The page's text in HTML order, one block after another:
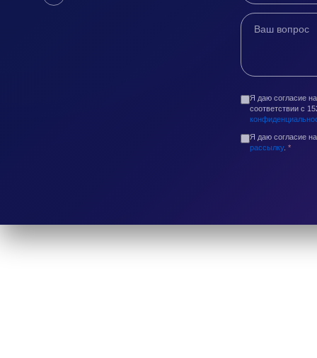
Я даю согласие
соответствии с
Я даю согласие
рассылку. *